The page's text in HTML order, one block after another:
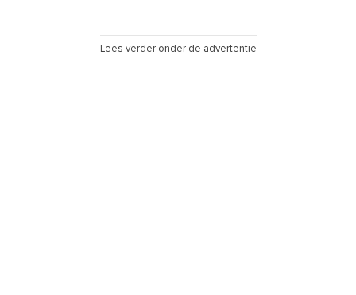
Lees verder onder de advertentie